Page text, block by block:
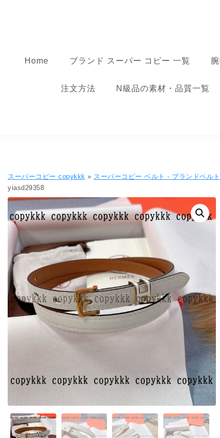
Home ブランド スーパー コピー 一覧
注文方法 N級品の素材・品質一覧
スーパーコピー copykkk » スーパーコピー ベルト - ブランドベル
yiasd29358